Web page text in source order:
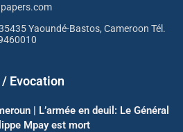
Yaoundé-Bastos, Cameroon Tél.
Evocation
| L’armée en deuil: Le Général
Mpay est mort